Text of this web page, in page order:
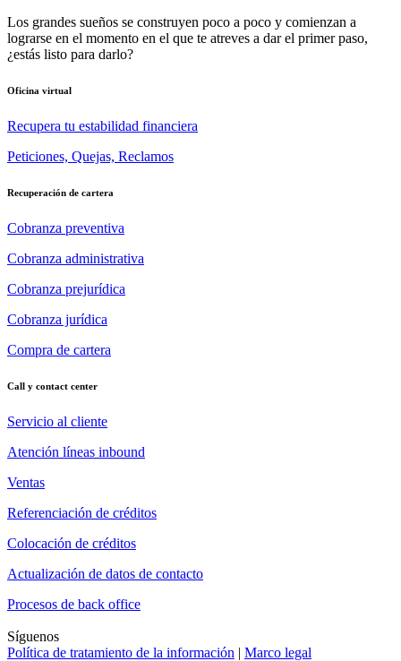
Los grandes sueños se construyen poco a poco y comienzan a
lograrse en el momento en el que te atreves a dar el primer paso,
¿estás listo para darlo?
Oficina virtual
Recupera tu estabilidad financiera
Peticiones, Quejas, Reclamos
Recuperación de cartera
Cobranza preventiva
Cobranza administrativa
Cobranza prejurídica
Cobranza jurídica
Compra de cartera
Call y contact center
Servicio al cliente
Atención líneas inbound
Ventas
Referenciación de créditos
Colocación de créditos
Actualización de datos de contacto
Procesos de back office
Síguenos
Política de tratamiento de la información | Marco legal